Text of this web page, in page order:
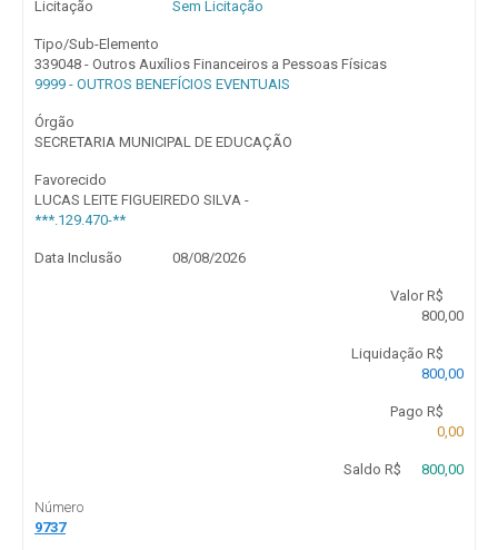
Licitação Sem Licitação
Tipo/Sub-Elemento
339048 - Outros Auxílios Financeiros a Pessoas Físicas
9999 - OUTROS BENEFÍCIOS EVENTUAIS
Órgão
SECRETARIA MUNICIPAL DE EDUCAÇÃO
Favorecido
LUCAS LEITE FIGUEIREDO SILVA -
***.129.470-**
Data Inclusão 08/08/2026
Valor R$
800,00
Liquidação R$
800,00
Pago R$
0,00
Saldo R$ 800,00
Número
9737